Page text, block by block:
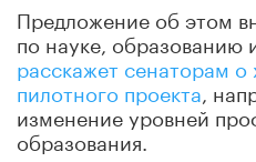
Предложение об этом
по науке, образованию
расскажет сенаторам о
пилотного проекта ,
изменение уровней
образования.